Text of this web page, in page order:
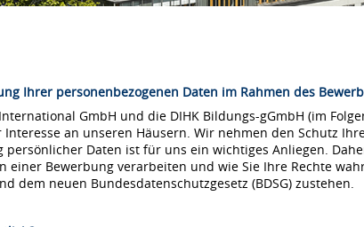
Ihrer personenbezogenen Daten im Rahmen des
GmbH und die DIHK Bildungs-gGmbH (im
an unseren Häusern. Wir nehmen den Schutz
Daten ist für uns ein wichtiges Anliegen.
einer Bewerbung verarbeiten und wie Sie Ihre Rechte
dem neuen Bundesdatenschutzgesetz (BDSG) zustehen.